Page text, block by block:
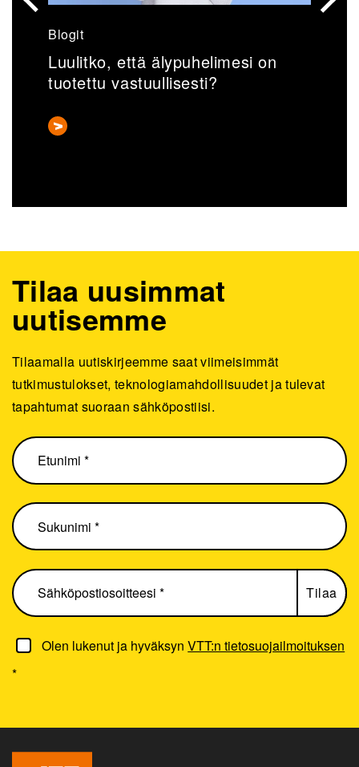
Blogit
Luulitko, että älypuhelimesi on
tuotettu vastuullisesti?
Olen lukenut ja hyväksynVTT:n tietosuojailmoituksen
*
Tilaa uusimmat
uutisemme
Tilaamalla uutiskirjeemme saat viimeisimmät
tutkimustulokset, teknologiamahdollisuudet ja tulevat
tapahtumat suoraan sähköpostiisi.